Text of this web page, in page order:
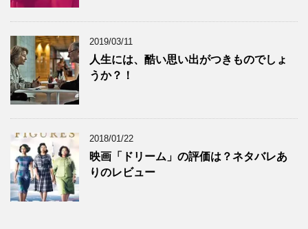
2019/03/11
人生には、酷い思い出がつきものでしょ
うか？！
2018/01/22
映画「ドリーム」の評価は？ネタバレあ
りのレビュー